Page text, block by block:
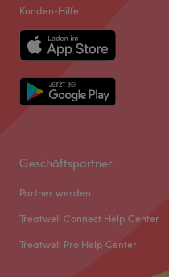
Kunden-Hilfe
Geschäftspartner
Partner werden
Treatwell Connect Help Center
Treatwell Pro Help Center